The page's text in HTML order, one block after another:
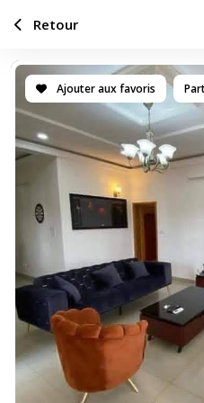
Ajouter aux favoris
Retour